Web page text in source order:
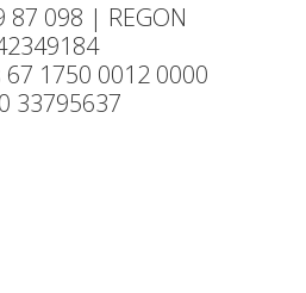
87 098 | REGON
67 1750 0012 0000
33795637